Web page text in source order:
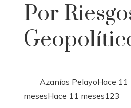
Por
Azanías PelayoHace 11
mesesHace 11 meses123